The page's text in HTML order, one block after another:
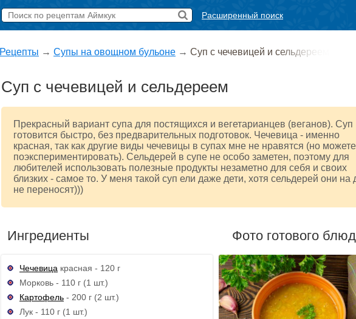
Расширенный поиск
Рецепты → Супы на овощном бульоне → Суп с чечевицей и сельдереем
Суп с чечевицей и сельдереем
Прекрасный вариант супа для постящихся и вегетарианцев (веганов). Суп
готовится быстро, без предварительных подготовок. Чечевица - именно
красная, так как другие виды чечевицы в супах мне не нравятся (но можете
поэкспериментировать). Сельдерей в супе не особо заметен, поэтому для
любителей использовать полезные продукты незаметно для себя и своих
близких - самое то. У меня такой суп ели даже дети, хотя сельдерей они на
не переносят)))
Ингредиенты
Чечевица красная - 120 г
Морковь - 110 г (1 шт.)
Картофель - 200 г (2 шт.)
Лук - 110 г (1 шт.)
Фото готового